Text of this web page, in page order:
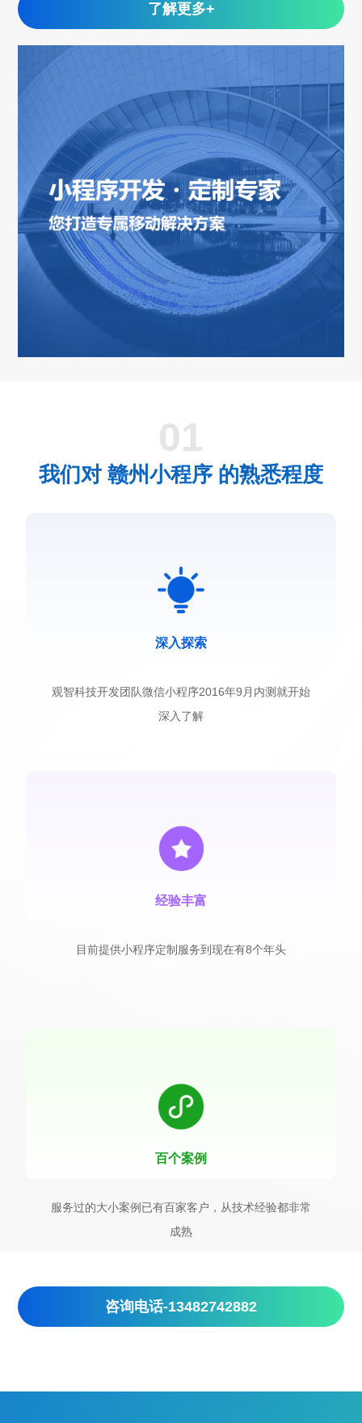
了解更多+
01
我们对 赣州小程序 的熟悉程度
深入探索
观智科技开发团队微信小程序2016年9月内测就开始
深入了解
经验丰富
目前提供小程序定制服务到现在有8个年头
百个案例
服务过的大小案例已有百家客户，从技术经验都非常
成熟
咨询电话-13482742882